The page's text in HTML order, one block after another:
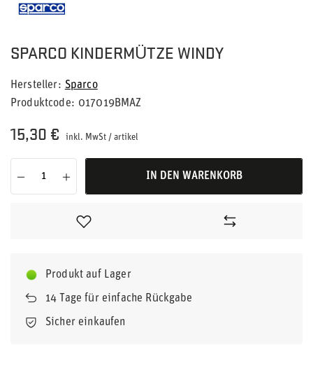
SPARCO KINDERMÜTZE WINDY
Hersteller
Sparco
Produktcode
017019BMAZ
15,30 € inkl. MwSt / artikel
IN DEN WARENKORB
Produkt auf Lager
14 Tage für einfache Rückgabe
Sicher einkaufen